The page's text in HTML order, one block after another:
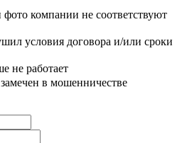
компании не соответствуют
условия договора и/или сроки
не работает
в мошенничестве